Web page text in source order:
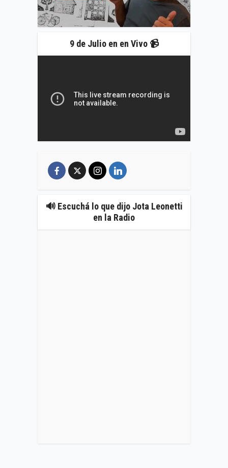
9 de Julio en en Vivo 📹
🔊 Escuchá lo que dijo Jota Leonetti
en la Radio